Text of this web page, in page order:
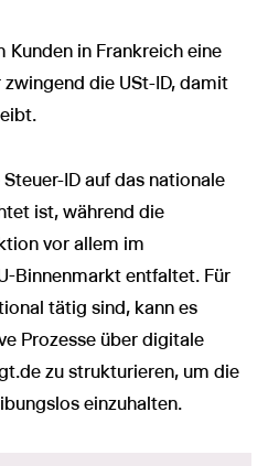
Kunden in Frankreich eine
die USt-ID, damit
ID auf das nationale
ist, während die
vor allem im
Binnenmarkt entfaltet. Für
tätig sind, kann es
Prozesse über digitale
zu strukturieren, um die
einzuhalten.